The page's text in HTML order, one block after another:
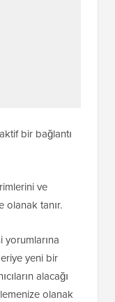
bir bağlantı
ve
olanak tanır.
yorumlarına
yeni bir
alacağı
olanak